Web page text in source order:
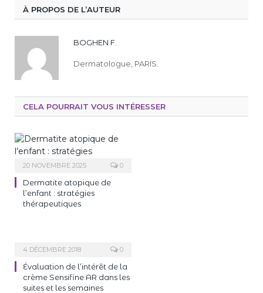
À PROPOS DE L’AUTEUR
BOGHEN F.
Dermatologue, PARIS.
CELA POURRAIT VOUS INTÉRESSER
20 NOVEMBRE 2025 0
Dermatite atopique de
l’enfant : stratégies
thérapeutiques
4 DÉCEMBRE 2018 0
Évaluation de l’intérêt de la
crème Sensifine AR dans les
suites et les semaines